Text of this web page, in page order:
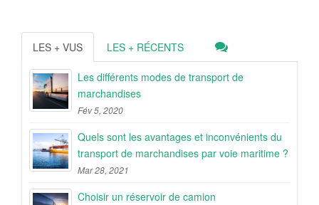
LES + VUS LES + RÉCENTS
Les différents modes de transport de
marchandises
Fév 5, 2020
Quels sont les avantages et inconvénients du
transport de marchandises par voie maritime ?
Mar 28, 2021
Choisir un réservoir de camion